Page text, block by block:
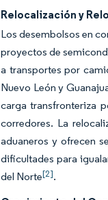
Relocalización y
Los desembolsos en
proyectos de
a transportes por
Nuevo León y
carga transfronteriza
corredores. La
aduaneros y ofrecen
dificultades para
del Norte[2].